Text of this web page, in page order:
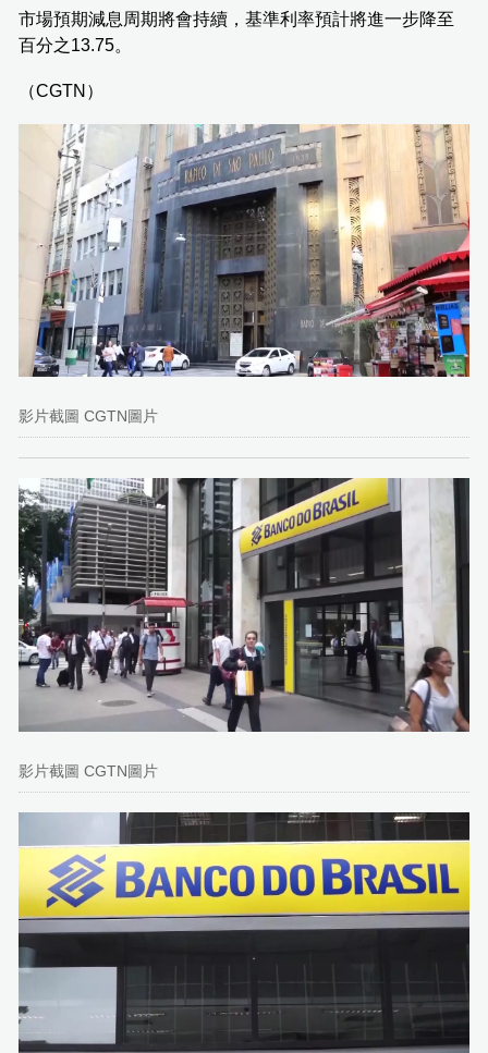
市場預期減息周期將會持續，基準利率預計將進一步降至
百分之13.75。
（CGTN）
影片截圖 CGTN圖片
影片截圖 CGTN圖片